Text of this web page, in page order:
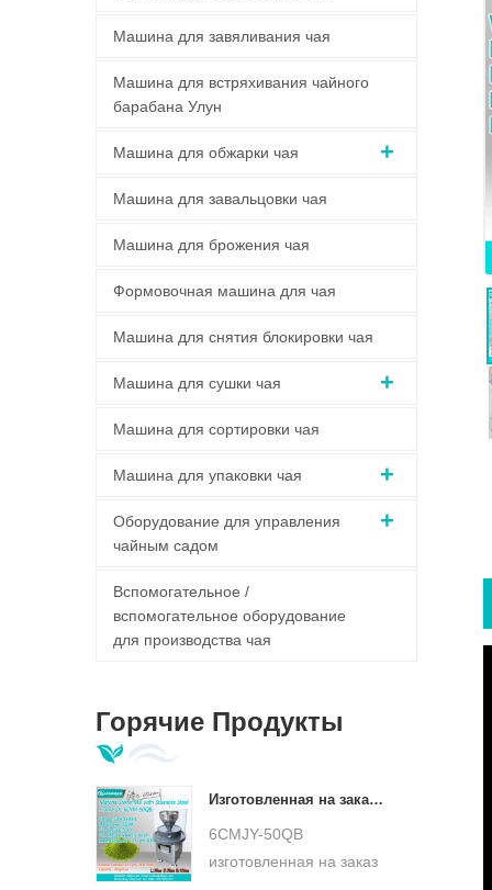
Машина для завяливания чая
Машина для встряхивания чайного
барабана Улун
Машина для обжарки чая
Машина для завальцовки чая
Машина для брожения чая
Формовочная машина для чая
Машина для снятия блокировки чая
Машина для сушки чая
Машина для сортировки чая
Машина для упаковки чая
Оборудование для управления
чайным садом
Вспомогательное /
вспомогательное оборудование
для производства чая
Горячие Продукты
Изготовленная на заказ база из нержавеющей стали, мельница из зеленого камня матча, низкотемпературная ультратонкая мельница для матча, DL-6CYMJ-50QB
6CMJY-50QB
изготовленная на заказ